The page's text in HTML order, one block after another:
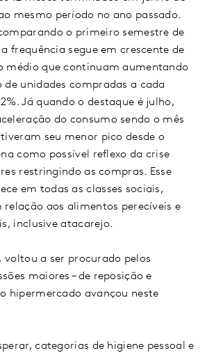
mesmo período no ano passado.
o primeiro semestre de
frequência segue em crescente de
médio que continuam aumentando
de unidades compradas a cada
Já quando o destaque é julho,
do consumo sendo o mês
seu menor pico desde o
como possível reflexo da crise
restringindo as compras. Esse
em todas as classes sociais,
relação aos alimentos perecíveis e
inclusive atacarejo.
voltou a ser procurado pelos
maiores – de reposição e
hipermercado avançou neste
categorias de higiene pessoal e